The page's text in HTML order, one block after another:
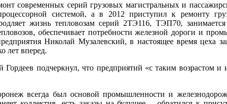
современных серий грузовых магистральных и
системой, а в 2012 приступил к ремонту
жизнь тепловозам серий 2ТЭ116, ТЭП70,
обеспечивает потребности железной дороги и
Николай Музалевский, в настоящее время цеха
лет вперед.
Гордеев подчеркнул, что предприятий «с таким возрастом
всегда был основой промышленности и